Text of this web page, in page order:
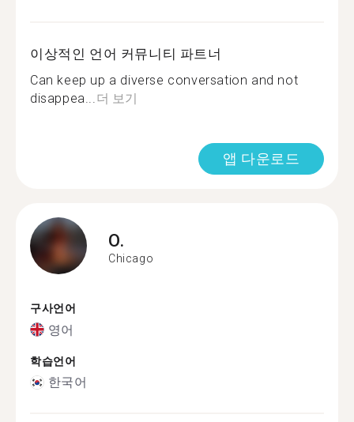
이상적인 언어 커뮤니티 파트너
Can keep up a diverse conversation and not
disappea...더 보기
앱 다운로드
O.
Chicago
구사언어
영어
학습언어
한국어